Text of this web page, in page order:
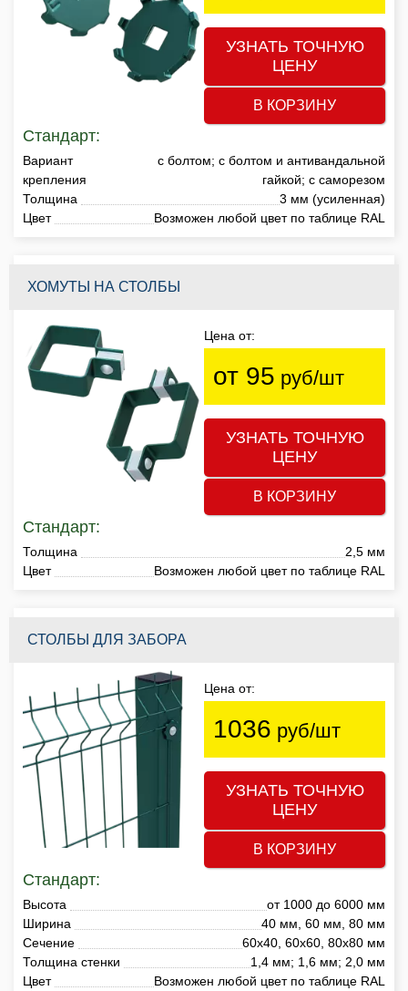
УЗНАТЬ ТОЧНУЮ
ЦЕНУ
В КОРЗИНУ
Стандарт:
Вариант
крепления
с болтом; с болтом и антивандальной
гайкой; с саморезом
Толщина
3 мм (усиленная)
Цвет
Возможен любой цвет по таблице RAL
ХОМУТЫ НА СТОЛБЫ
Цена от:
от 95 руб/шт
УЗНАТЬ ТОЧНУЮ
ЦЕНУ
В КОРЗИНУ
Стандарт:
Толщина
2,5 мм
Цвет
Возможен любой цвет по таблице RAL
СТОЛБЫ ДЛЯ ЗАБОРА
Цена от:
1036 руб/шт
УЗНАТЬ ТОЧНУЮ
ЦЕНУ
В КОРЗИНУ
Стандарт:
Высота
от 1000 до 6000 мм
Ширина
40 мм, 60 мм, 80 мм
Сечение
60х40, 60х60, 80х80 мм
Толщина стенки
1,4 мм; 1,6 мм; 2,0 мм
Цвет
Возможен любой цвет по таблице RAL